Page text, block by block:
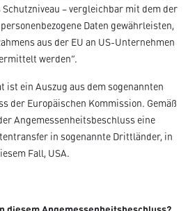
– vergleichbar mit dem der
Daten gewährleisten,
aus der EU an US-Unternehmen
werden“.
ist ein Auszug aus dem sogenannten
der Europäischen Kommission. Gemäß
Angemessenheitsbeschluss eine
in sogenannte Drittländer, in
Fall, USA.